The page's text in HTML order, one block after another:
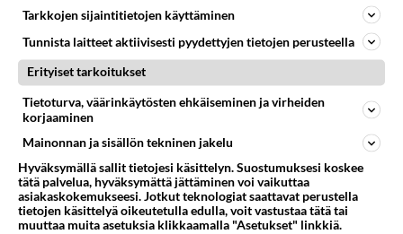
Valitse oma tähtimerkkisi ja lue päivän horoskooppi!
KASARI
Tarkkojen sijaintitietojen käyttäminen
Tunnista laitteet aktiivisesti pyydettyjen tietojen perusteella
Erityiset tarkoitukset
Tietoturva, väärinkäytösten ehkäiseminen ja virheiden
korjaaminen
Mainonnan ja sisällön tekninen jakelu
Hyväksymällä sallit tietojesi käsittelyn. Suostumuksesi koskee
tätä palvelua, hyväksymättä jättäminen voi vaikuttaa
asiakaskokemukseesi. Jotkut teknologiat saattavat perustella
tietojen käsittelyä oikeutetulla edulla, voit vastustaa tätä tai
muuttaa muita asetuksia klikkaamalla "Asetukset" linkkiä.